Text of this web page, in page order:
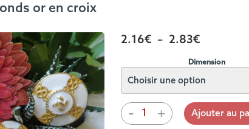
or en croix
2.16€ – 2.83€Plage
prix :
à
2.83€
Dimension
-
quantité
de
+ Ajouter au